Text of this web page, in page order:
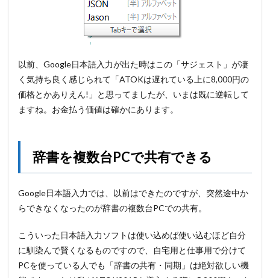
以前、Google日本語入力が出た時はこの「サジェスト」が凄
く気持ち良く感じられて「ATOKは遅れている上に8,000円の
価格とかありえん!」と思ってましたが、いまは既に逆転して
ますね。お金払う価値は確かにあります。
辞書を複数台PCで共有できる
Google日本語入力では、以前はできたのですが、突然途中か
らできなくなったのが辞書の複数台PCでの共有。
こういった日本語入力ソフトは使い込めば使い込むほど自分
に馴染んで賢くなるものですので、自宅用と仕事用で分けて
PCを使っている人でも「辞書の共有・同期」は絶対欲しい機